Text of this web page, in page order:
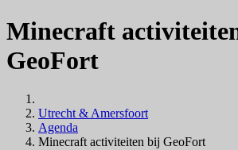
Minecraft
GeoFort
Utrecht & Amersfoort
Agenda
Minecraft activiteiten bij GeoFort